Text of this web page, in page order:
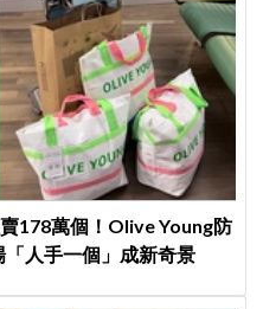
178萬個！Olive Young防
人手一個」成新奇景